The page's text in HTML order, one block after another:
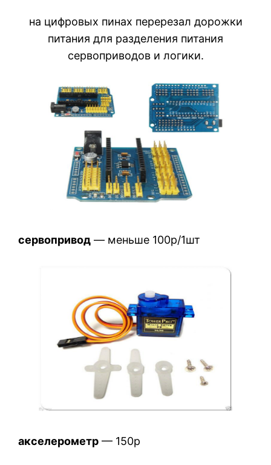
на цифровых пинах перерезал дорожки
питания для разделения питания
сервоприводов и логики.
сервопривод — меньше 100р/1шт
акселерометр — 150р